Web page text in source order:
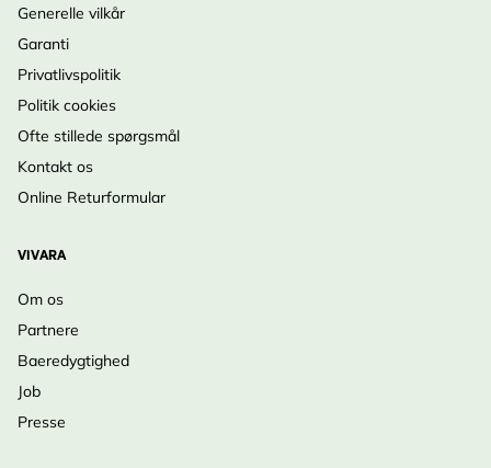
Generelle vilkår
Garanti
Privatlivspolitik
Politik cookies
Ofte stillede spørgsmål
Kontakt os
Online Returformular
VIVARA
Om os
Partnere
Baeredygtighed
Job
Presse